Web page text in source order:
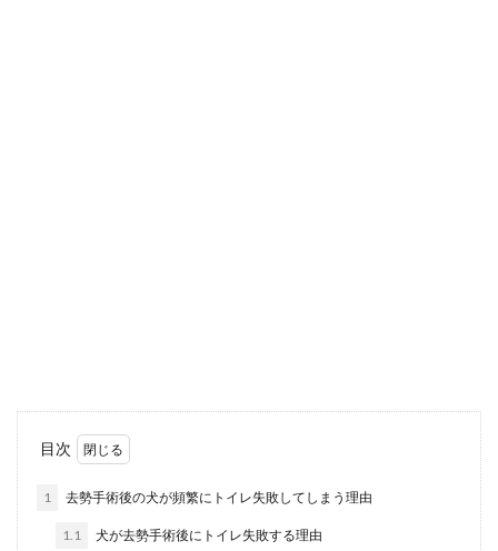
にさせてあげたいと思うものです。そんな時便利
目次
1 去勢手術後の犬が頻繁にトイレ失敗してしまう理由
1.1 犬が去勢手術後にトイレ失敗する理由